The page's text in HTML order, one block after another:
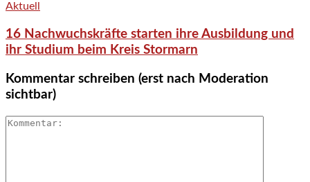
Aktuell
16 Nachwuchskräfte starten ihre Ausbildung und
ihr Studium beim Kreis Stormarn
Kommentar schreiben (erst nach Moderation
sichtbar)